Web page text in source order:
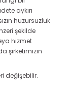
aykırı
huzursuzluk
şekilde
hizmet
şirketimizin
değişebilir.